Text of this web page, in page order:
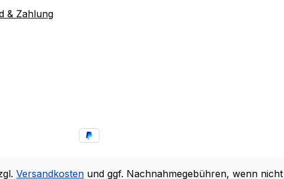
& Zahlung
Versandkosten und ggf. Nachnahmegebühren, wenn